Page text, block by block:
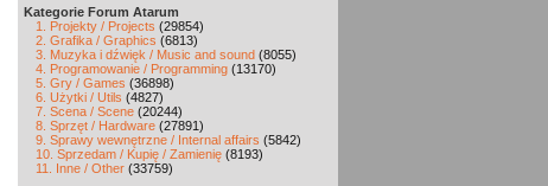
Kategorie Forum Atarum
1. Projekty / Projects (29854)
2. Grafika / Graphics (6813)
3. Muzyka i dźwięk / Music and sound (8055)
4. Programowanie / Programming (13170)
5. Gry / Games (36898)
6. Użytki / Utils (4827)
7. Scena / Scene (20244)
8. Sprzęt / Hardware (27891)
9. Sprawy wewnętrzne / Internal affairs (5842)
10. Sprzedam / Kupię / Zamienię (8193)
11. Inne / Other (33759)